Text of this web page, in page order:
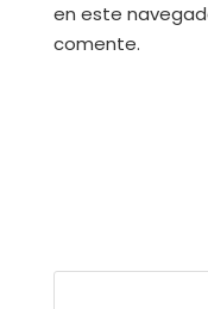
en este
comente.